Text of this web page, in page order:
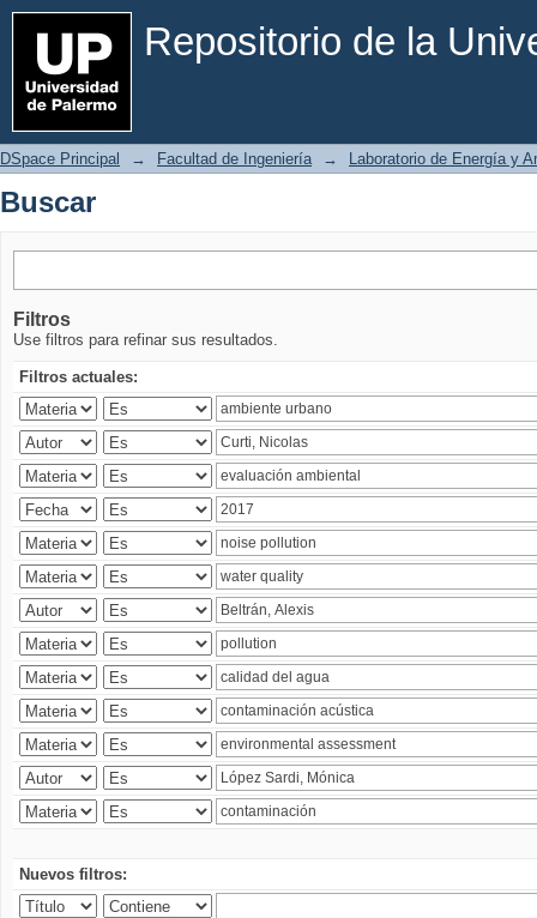
Repositorio de la
Buscar
DSpace Principal → Facultad de Ingeniería → Laboratorio de Energía y
Buscar
Filtros
Use filtros para refinar sus resultados.
Filtros actuales:
Nuevos filtros: